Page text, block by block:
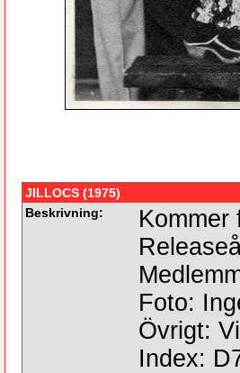
JILLOCS (1975)
Beskrivning:
Kommer
Foto:
Övrigt:
Index: